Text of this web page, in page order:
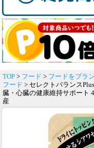
TOP > フード > フードをブラ
フード > セレクトバランス
臓・心臓の健康維持サポート
産